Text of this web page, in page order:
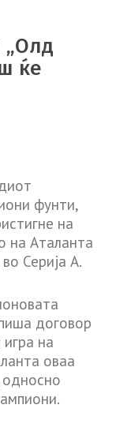
„Олд
ќе
фунти,
на
на Аталанта
Серија А.
договор
игра на
оваа